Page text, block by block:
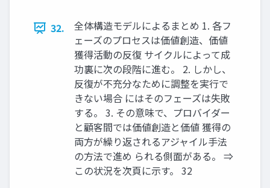
32.
全体構造モデルによるまとめ 1. 各フ
ェーズのプロセスは価値創造、価値
獲得活動の反復 サイクルによって成
功裏に次の段階に進む。 2. しかし、
反復が不充分なために調整を実行で
きない場合 にはそのフェーズは失敗
する。 3. その意味で、プロバイダー
と顧客間では価値創造と価値 獲得の
両方が繰り返されるアジャイル手法
の方法で進め られる側面がある。 ⇒
この状況を次頁に示す。 32